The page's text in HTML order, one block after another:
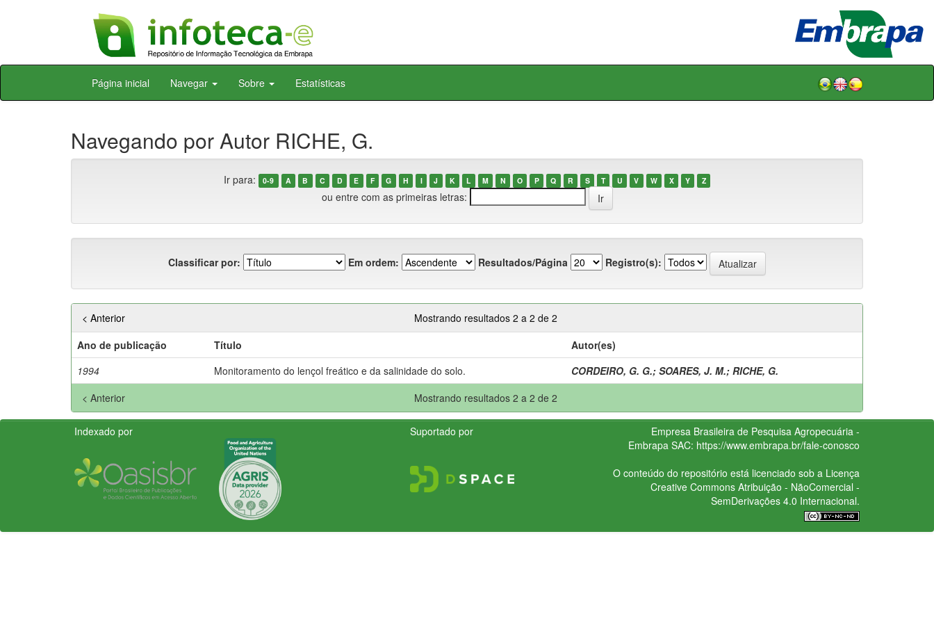
Skip
Página inicial Navegar Sobre Estatísticas
Navegando por Autor RICHE, G.
Ir para: 0-9 A B C D E F G H I J K L M N O P Q R S T U V W X Y Z
ou entre com as primeiras letras:
Classificar por: Em ordem: Resultados/Página Registro(s):
Mostrando resultados 2 a 2 de 2
< Anterior
Ano de publicação
Título
Autor(es)
1994
Monitoramento do lençol freático e da salinidade do solo. CORDEIRO, G. G.; SOARES, J. M.; RICHE, G.
Mostrando resultados 2 a 2 de 2
< Anterior
Indexado por Suportado por
Empresa Brasileira de Pesquisa Agropecuária -
Embrapa SAC: https://www.embrapa.br/fale-conosco
O conteúdo do repositório está licenciado sob a Licença
Creative CommonsAtribuição - NãoComercial -
SemDerivações 4.0 Internacional.